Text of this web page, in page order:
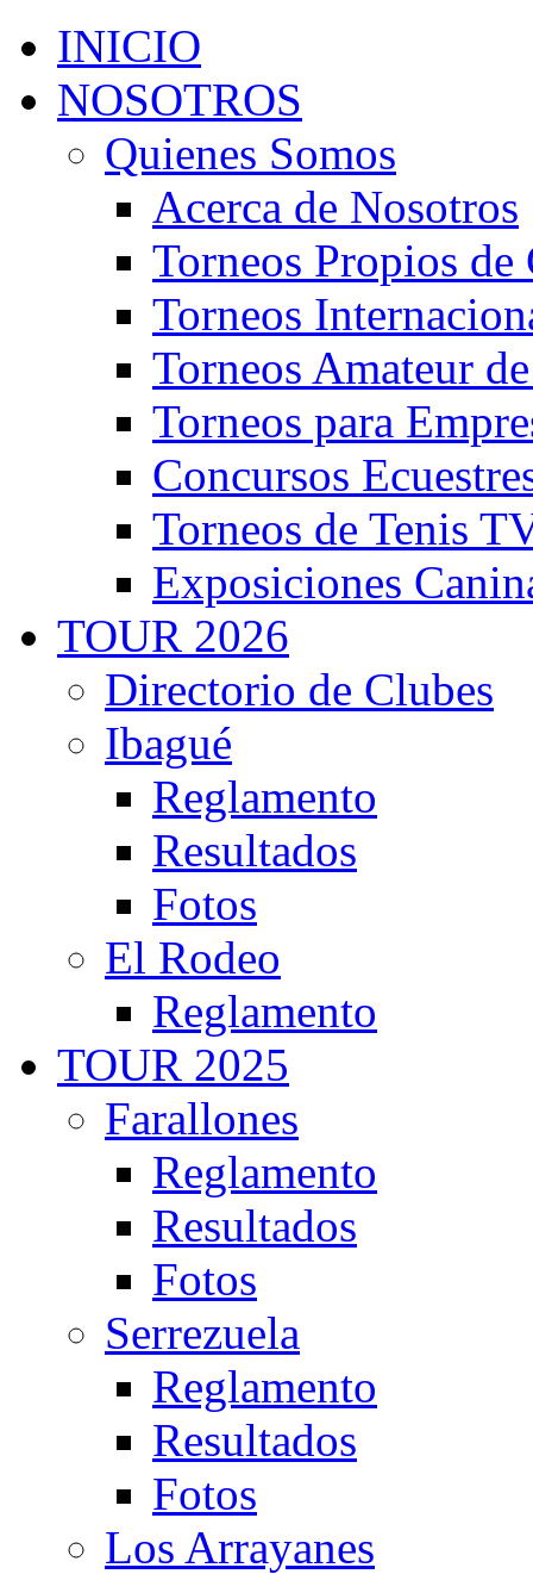
INICIO
NOSOTROS
Quienes Somos
Acerca de Nosotros
Torneos Propios
Torneos
Torneos Amateur
Torneos para
Concursos
Torneos de Tenis
Exposiciones
TOUR 2026
Directorio de Clubes
Ibagué
Reglamento
Resultados
Fotos
El Rodeo
Reglamento
TOUR 2025
Farallones
Reglamento
Resultados
Fotos
Serrezuela
Reglamento
Resultados
Fotos
Los Arrayanes